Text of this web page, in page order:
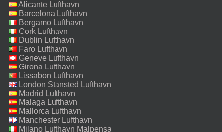
Alicante Lufthavn
Barcelona Lufthavn
Bergamo Lufthavn
Cork Lufthavn
Dublin Lufthavn
Faro Lufthavn
Geneve Lufthavn
Girona Lufthavn
Lissabon Lufthavn
London Stansted Lufthavn
Madrid Lufthavn
Malaga Lufthavn
Mallorca Lufthavn
Manchester Lufthavn
Milano Lufthavn Malpensa